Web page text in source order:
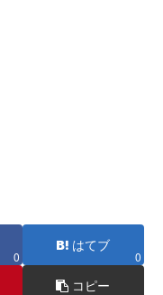
0
はてブ
0
コピー